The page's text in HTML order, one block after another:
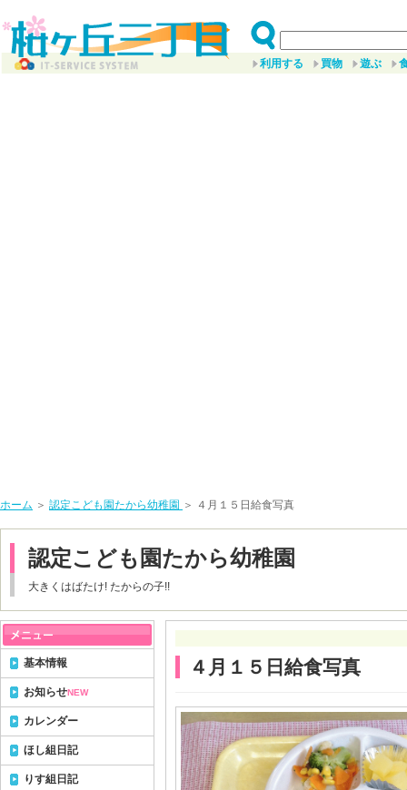
利用する 買物 遊ぶ
ホーム ＞ 認定こども園たから幼稚園 ＞ ４月１５日給食写真
認定こども園たから幼稚園
大きくはばたけ! たからの子!!
４月１５日給食写真
基本情報
お知らせNEW
カレンダー
ほし組日記
りす組日記